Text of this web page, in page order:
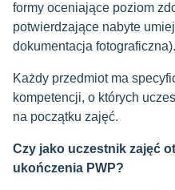
formy oceniające poziom
potwierdzające nabyte
dokumentacja fotograficzna).
Każdy przedmiot ma
kompetencji, o których
na początku zajęć.
Czy jako uczestnik zajęć
ukończenia PWP?